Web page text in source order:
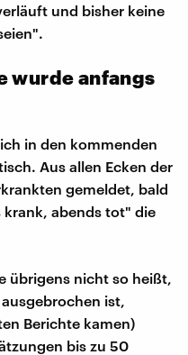
und bisher keine
wurde anfangs
in den kommenden
Aus allen Ecken der
gemeldet, bald
abends tot" die
übrigens nicht so heißt,
ist,
Berichte kamen)
bis zu 50